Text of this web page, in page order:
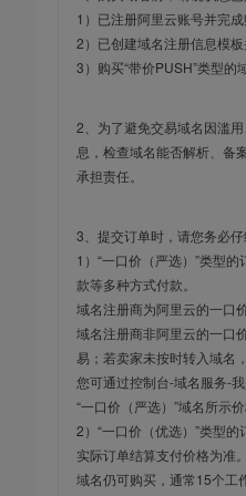
1）已注册阿里云账号并完
2）已创建域名注册信息模
3）购买“带价PUSH”类型
2、为了避免交易域名因滥
息，检查域名能否解析、备
承担责任。
3、提交订单时，请您务必仔
1）“一口价（严选）”类型
款等多种方式付款。
域名注册商为阿里云的一口
域名注册商非阿里云的一口
易；若卖家未按时转入域名
您可通过控制台-域名服务-
“一口价（严选）”域名所示
2）“一口价（优选）”类型
实际订单结算支付价格为准
域名仍可购买，通常15个工